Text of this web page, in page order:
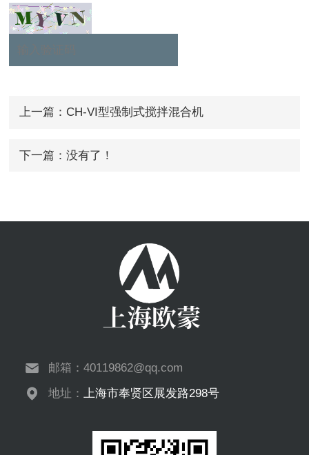
上一篇：CH-VI型强制式搅拌混合机
下一篇：没有了！
邮箱：40119862@qq.com
地址：上海市奉贤区展发路298号